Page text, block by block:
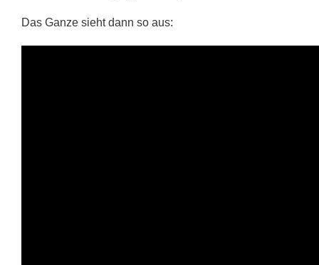
Das Ganze sieht dann so aus: